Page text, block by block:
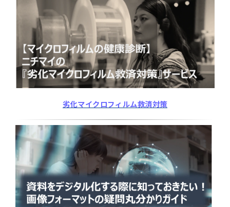
劣化マイクロフィルム救済対策